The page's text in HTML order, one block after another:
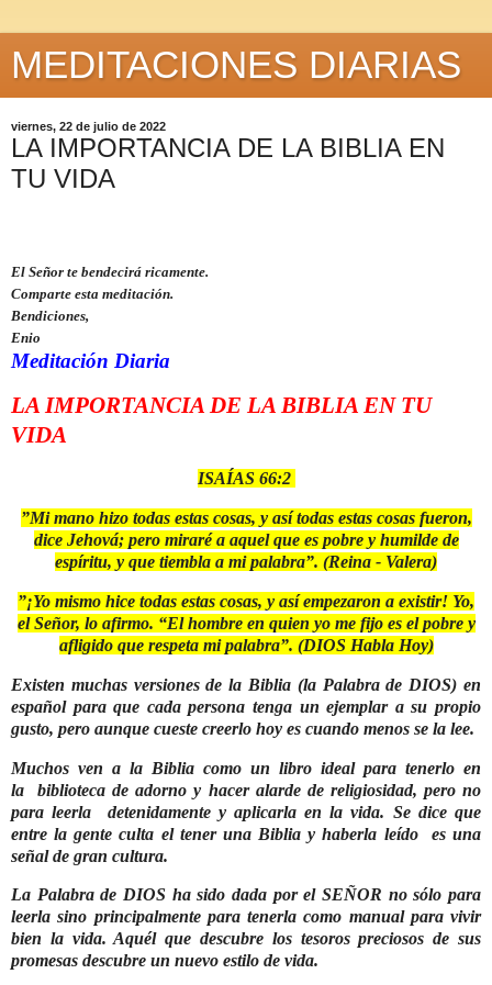
MEDITACIONES DIARIAS
viernes, 22 de julio de 2022
LA IMPORTANCIA DE LA BIBLIA EN
TU VIDA
El Señor te bendecirá ricamente.
Comparte esta meditación.
Bendiciones,
Enio
Meditación Diaria
LA IMPORTANCIA DE LA BIBLIA EN TU
VIDA
ISAÍAS 66:2
”Mi mano hizo todas estas cosas, y así todas estas cosas fueron,
dice Jehová; pero miraré a aquel que es pobre y humilde de
espíritu, y que tiembla a mi palabra”. (Reina - Valera)
”¡Yo mismo hice todas estas cosas, y así empezaron a existir! Yo,
el Señor, lo afirmo. “El hombre en quien yo me fijo es el pobre y
afligido que respeta mi palabra”. (DIOS Habla Hoy)
Existen muchas versiones de la Biblia (la Palabra de DIOS) en
español para que cada persona tenga un ejemplar a su propio
gusto, pero aunque cueste creerlo hoy es cuando menos se la lee.
Muchos ven a la Biblia como un libro ideal para tenerlo en
la biblioteca de adorno y hacer alarde de religiosidad, pero no
para leerla detenidamente y aplicarla en la vida. Se dice que
entre la gente culta el tener una Biblia y haberla leído es una
señal de gran cultura.
La Palabrade DIOS ha sido dada por el SEÑOR no sólo para
leerla sino principalmente para tenerla como manual para vivir
bien la vida. Aquél que descubre los tesoros preciosos de sus
promesas descubre un nuevo estilo de vida.